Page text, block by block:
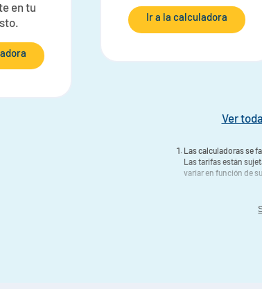
en tu
Ir a la calculadora
Ver
Las calculadoras se
Las tarifas están
variar en función de